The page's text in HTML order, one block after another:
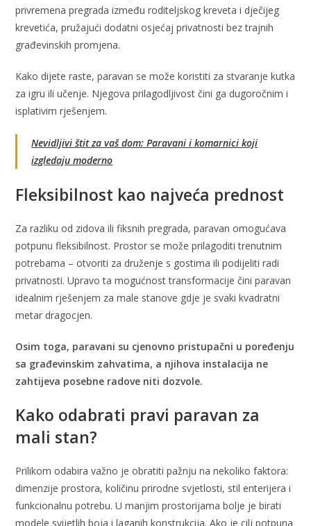
privremena pregrada između roditeljskog kreveta i dječijeg
krevetića, pružajući dodatni osjećaj privatnosti bez trajnih
građevinskih promjena.
Kako dijete raste, paravan se može koristiti za stvaranje kutka
za igru ili učenje. Njegova prilagodljivost čini ga dugoročnim i
isplativim rješenjem.
Nevidljivi štit za vaš dom: Paravani i komarnici koji
izgledaju moderno
Fleksibilnost kao najveća prednost
Za razliku od zidova ili fiksnih pregrada, paravan omogućava
potpunu fleksibilnost. Prostor se može prilagoditi trenutnim
potrebama – otvoriti za druženje s gostima ili podijeliti radi
privatnosti. Upravo ta mogućnost transformacije čini paravan
idealnim rješenjem za male stanove gdje je svaki kvadratni
metar dragocjen.
Osim toga, paravani su cjenovno pristupačni u poređenju
sa građevinskim zahvatima, a njihova instalacija ne
zahtijeva posebne radove niti dozvole.
Kako odabrati pravi paravan za
mali stan?
Prilikom odabira važno je obratiti pažnju na nekoliko faktora:
dimenzije prostora, količinu prirodne svjetlosti, stil enterijera i
funkcionalnu potrebu. U manjim prostorijama bolje je birati
modele svijetlih boja i laganih konstrukcija. Ako je cilj potpuna